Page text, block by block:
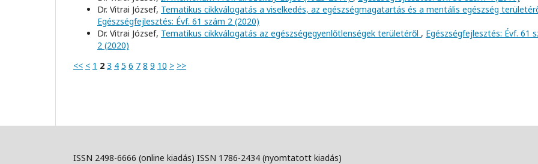
Dr. Vitrai József, Tematikus cikkválogatás a viselkedés, az egészségmagatartás és a mentális egészség
Egészségfejlesztés: Évf. 61 szám 2 (2020)
Dr. Vitrai József, Tematikus cikkválogatás az egészségegyenlőtlenségek területéről , Egészségfejlesztés: Évf. 61
2 (2020)
<< < 1 2 3 4 5 6 7 8 9 10 > >>
ISSN 2498-6666 (online kiadás) ISSN 1786-2434 (nyomtatott kiadás)